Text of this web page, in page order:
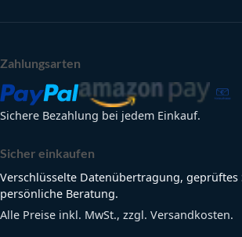
Zahlungsarten
Sichere Bezahlung bei jedem Einkauf.
Sicher einkaufen
Verschlüsselte Datenübertragung,
persönliche Beratung.
Alle Preise inkl. MwSt., zzgl. Versandkosten.